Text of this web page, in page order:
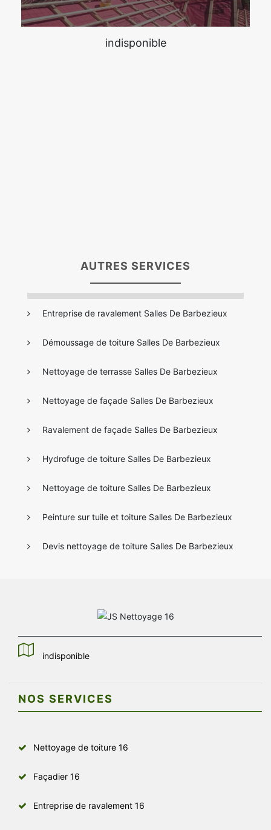
indisponible
AUTRES SERVICES
Entreprise de ravalement Salles De Barbezieux
Démoussage de toiture Salles De Barbezieux
Nettoyage de terrasse Salles De Barbezieux
Nettoyage de façade Salles De Barbezieux
Ravalement de façade Salles De Barbezieux
Hydrofuge de toiture Salles De Barbezieux
Nettoyage de toiture Salles De Barbezieux
Peinture sur tuile et toiture Salles De Barbezieux
Devis nettoyage de toiture Salles De Barbezieux
indisponible
NOS SERVICES
Nettoyage de toiture 16
Façadier 16
Entreprise de ravalement 16